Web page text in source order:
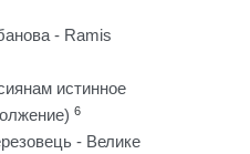
- Ramis
истинное
6
- Велике